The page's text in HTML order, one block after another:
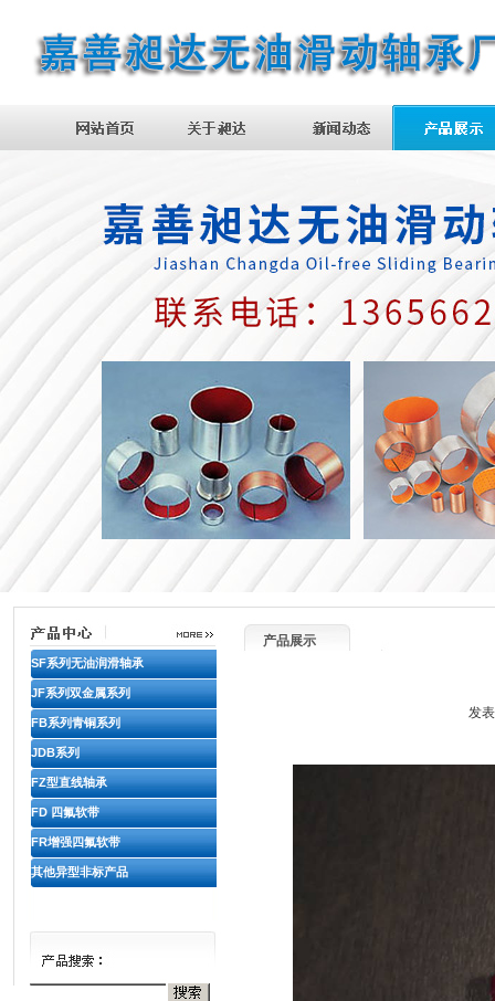
SF系列无油润滑轴承
JF系列双金属系列
FB系列青铜系列
JDB系列
FZ型直线轴承
FD 四氟软带
FR增强四氟软带
其他异型非标产品
产品展示
发